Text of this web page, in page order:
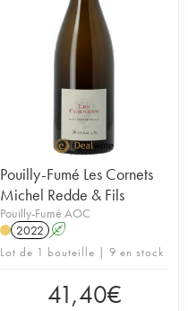
Pouilly-Fumé Les Cornets
Michel Redde & Fils
Pouilly-Fumé AOC
2022 A
Lot de 1 bouteille | 9 en stock
41,40€